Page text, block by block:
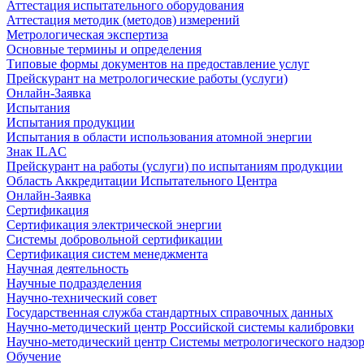
Аттестация испытательного оборудования
Аттестация методик (методов) измерений
Метрологическая экспертиза
Основные термины и определения
Типовые формы документов на предоставление услуг
Прейскурант на метрологические работы (услуги)
Онлайн-Заявка
Испытания
Испытания продукции
Испытания в области использования атомной энергии
Знак ILAC
Прейскурант на работы (услуги) по испытаниям продукции
Область Аккредитации Испытательного Центра
Онлайн-Заявка
Сертификация
Сертификация электрической энергии
Системы добровольной сертификации
Сертификация систем менеджмента
Научная деятельность
Научные подразделения
Научно-технический совет
Государственная служба стандартных справочных данных
Научно-методический центр Российской системы калибровки
Научно-методический центр Системы метрологического
Обучение